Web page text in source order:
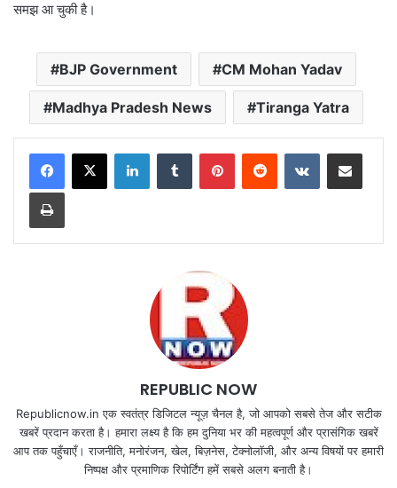
समझ आ चुकी है।
BJP Government CM Mohan Yadav
Madhya Pradesh News Tiranga Yatra
LinkedInTumblr PinterestReddit VKontakteShare via Email
Print
REPUBLIC NOW
Republicnow.in एक स्वतंत्र डिजिटल न्यूज़ चैनल है, जो आपको सबसे तेज और सटीक
खबरें प्रदान करता है। हमारा लक्ष्य है कि हम दुनिया भर की महत्वपूर्ण और प्रासंगिक खबरें
आप तक पहुँचाएँ। राजनीति, मनोरंजन, खेल, बिज़नेस, टेक्नोलॉजी, और अन्य विषयों पर हमारी
निष्पक्ष और प्रमाणिक रिपोर्टिंग हमें सबसे अलग बनाती है।